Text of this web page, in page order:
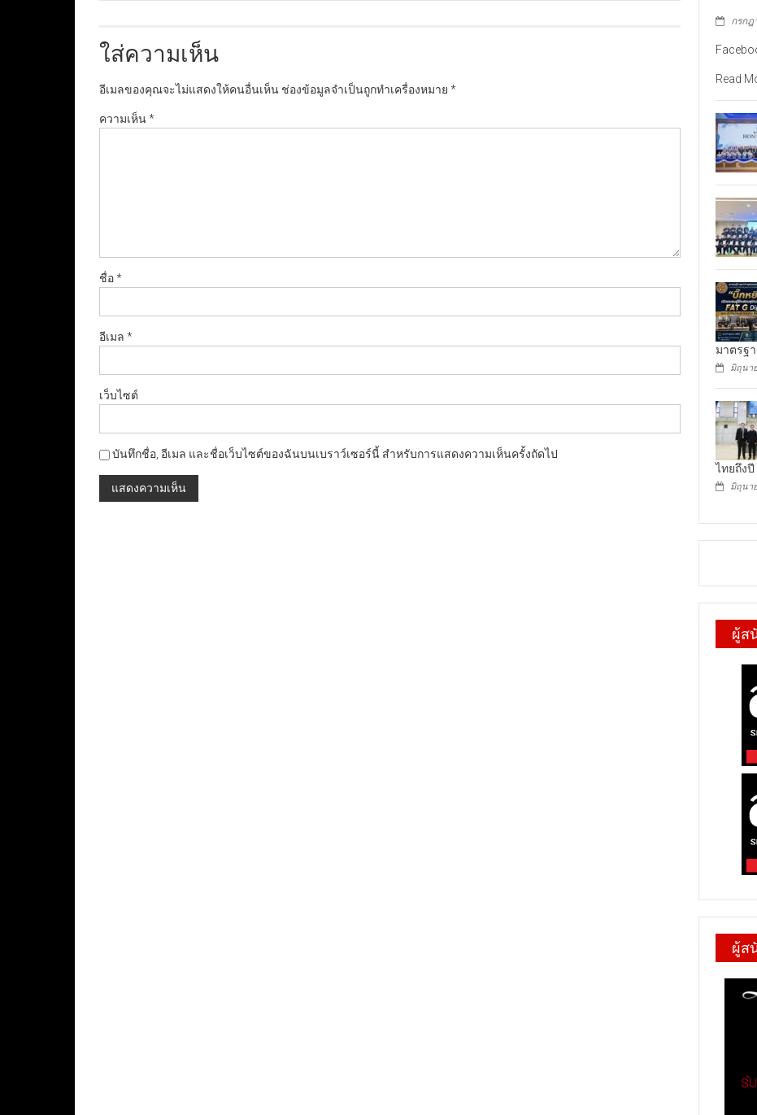
ใส่ความเห็น
อีเมลของคุณจะไม่แสดงให้คนอื่นเห็น ช่องข้อมูลจำเป็นถูกทำเครื่องหมาย *
ความเห็น*
ชื่อ*
อีเมล *
เว็บไซต์
บันทึกชื่อ, อีเมล และชื่อเว็บไซต์ของฉันบนเบราว์เซอร์นี้ สำหรับการแสดงความเห็นครั้งถัดไป
กรกฎ
Read
มาตรฐ
มิถุนา
ไทยถึงปี
มิถุนา
ผู้ส
ผู้ส